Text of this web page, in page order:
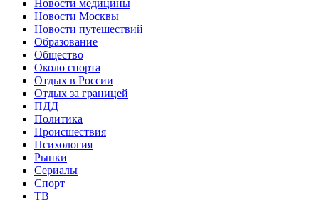
Новости медицины
Новости Москвы
Новости путешествий
Образование
Общество
Около спорта
Отдых в России
Отдых за границей
ПДД
Политика
Происшествия
Психология
Рынки
Сериалы
Спорт
ТВ